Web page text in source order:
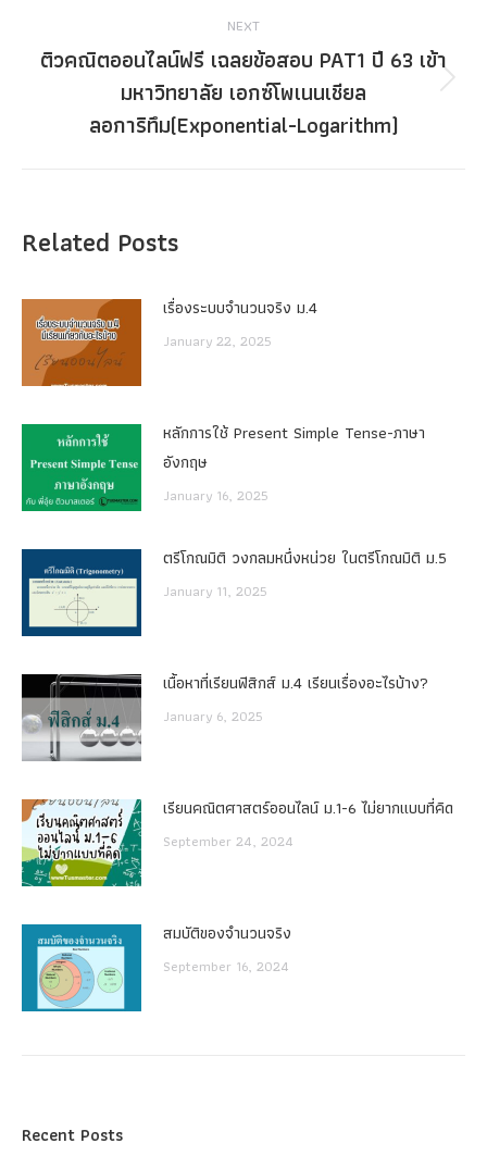
NEXT
Next
post:
ติวคณิตออนไลน์ฟรี เฉลยข้อสอบ PAT1 ปี 63 เข้า
มหาวิทยาลัย เอกซ์โพเนนเชียล
ลอการิทึม(Exponential-Logarithm)
Related Posts
เรื่องระบบจํานวนจริง ม.4
January 22, 2025
หลักการใช้ Present Simple Tense-ภาษา
อังกฤษ
January 16, 2025
ตรีโกณมิติ วงกลมหนึ่งหน่วย ในตรีโกณมิติ ม.5
January 11, 2025
เนื้อหาที่เรียนฟิสิกส์ ม.4 เรียนเรื่องอะไรบ้าง?
January 6, 2025
เรียนคณิตศาสตร์ออนไลน์ ม.1-6 ไม่ยากแบบที่คิด
September 24, 2024
สมบัติของจำนวนจริง
September 16, 2024
Recent Posts